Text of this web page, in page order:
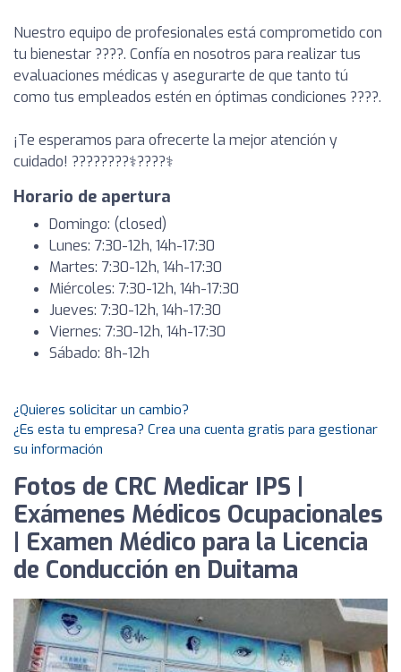
Nuestro equipo de profesionales está comprometido con
tu bienestar ????. Confía en nosotros para realizar tus
evaluaciones médicas y asegurarte de que tanto tú
como tus empleados estén en óptimas condiciones ????.
¡Te esperamos para ofrecerte la mejor atención y
cuidado! ????????‍⚕️????‍⚕️
Horario de apertura
Domingo: (closed)
Lunes: 7:30-12h, 14h-17:30
Martes: 7:30-12h, 14h-17:30
Miércoles: 7:30-12h, 14h-17:30
Jueves: 7:30-12h, 14h-17:30
Viernes: 7:30-12h, 14h-17:30
Sábado: 8h-12h
¿Quieres solicitar un cambio?
¿Es esta tu empresa? Crea una cuenta gratis para gestionar
su información
Fotos de CRC Medicar IPS |
Exámenes Médicos Ocupacionales
| Examen Médico para la Licencia
de Conducción en Duitama